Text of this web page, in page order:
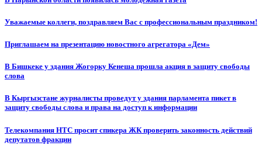
Уважаемые коллеги, поздравляем Вас с профессиональным праздником!
Приглашаем на презентацию новостного агрегатора «Дем»
В Бишкеке у здания Жогорку Кенеша прошла акция в защиту свободы
слова
В Кыргызстане журналисты проведут у здания парламента пикет в
защиту свободы слова и права на доступ к информации
Телекомпания НТС просит спикера ЖК проверить законность действий
депутатов фракции